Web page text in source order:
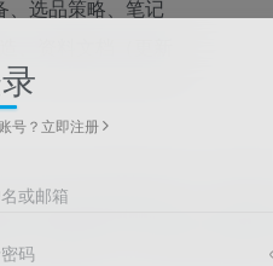
下单购买的賺米模式。需要
方采集工具，加价后上架到
号？立即注册
或邮箱
码